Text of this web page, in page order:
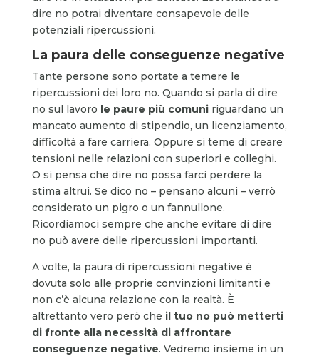
dire no potrai diventare consapevole delle
potenziali ripercussioni.
La paura delle conseguenze negative
Tante persone sono portate a temere le
ripercussioni dei loro no. Quando si parla di dire
no sul lavoro le paure più comuni riguardano un
mancato aumento di stipendio, un licenziamento,
difficoltà a fare carriera. Oppure si teme di creare
tensioni nelle relazioni con superiori e colleghi.
O si pensa che dire no possa farci perdere la
stima altrui. Se dico no – pensano alcuni – verrò
considerato un pigro o un fannullone.
Ricordiamoci sempre che anche evitare di dire
no può avere delle ripercussioni importanti.
A volte, la paura di ripercussioni negative è
dovuta solo alle proprie convinzioni limitanti e
non c’è alcuna relazione con la realtà. È
altrettanto vero però che il tuo no può metterti
di fronte alla necessità di affrontare
conseguenze negative. Vedremo insieme in un